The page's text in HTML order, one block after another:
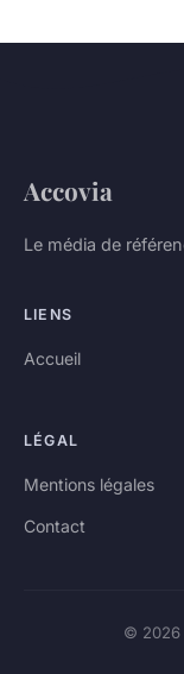
Accovia
Le média de
LIENS
Accueil
LÉGAL
Mentions légales
Contact
© 2026